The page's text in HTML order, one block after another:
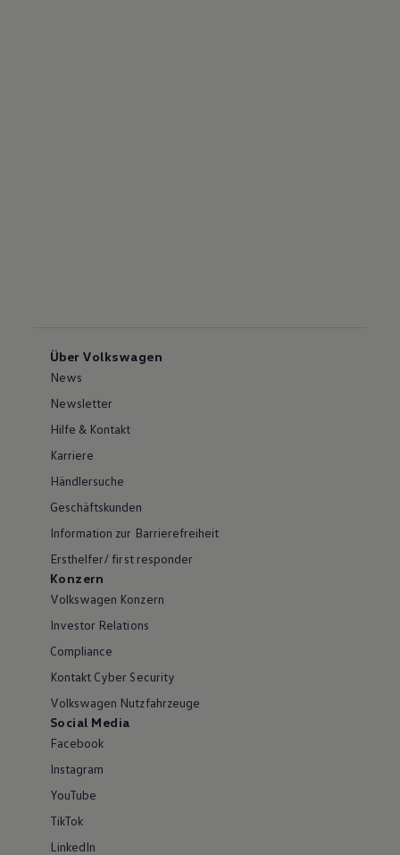
Über Volkswagen
News
Newsletter
Hilfe & Kontakt
Karriere
Händlersuche
Geschäftskunden
Information zur Barrierefreiheit
Ersthelfer/ first responder
Konzern
Volkswagen Konzern
Investor Relations
Compliance
Kontakt Cyber Security
Volkswagen Nutzfahrzeuge
Social Media
Facebook
Instagram
YouTube
TikTok
LinkedIn